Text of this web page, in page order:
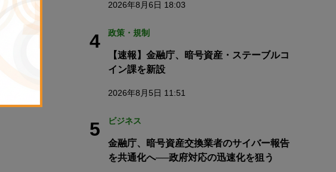
2026年8月6日 18:03
4 政策・規制
【速報】金融庁、暗号資産・ステーブルコ
イン課を新設
2026年8月5日 11:51
5 ビジネス
金融庁、暗号資産交換業者のサイバー報告
を共通化へ──政府対応の迅速化を狙う